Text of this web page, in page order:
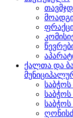
ქალთა და
საბჭოს